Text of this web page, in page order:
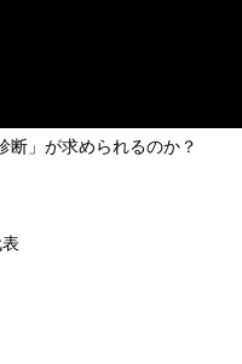
断」が求められるのか？